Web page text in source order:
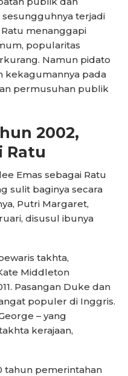
terjadi
menanggapi
popularitas
Namun pidato
kekagumannya pada
permusuhan publik
2002,
Ratu
Emas sebagai Ratu
sulit baginya secara
Putri Margaret,
disusul ibunya
takhta,
Middleton
Pasangan Duke dan
populer di Inggris.
– yang
kerajaan,
tahun pemerintahan